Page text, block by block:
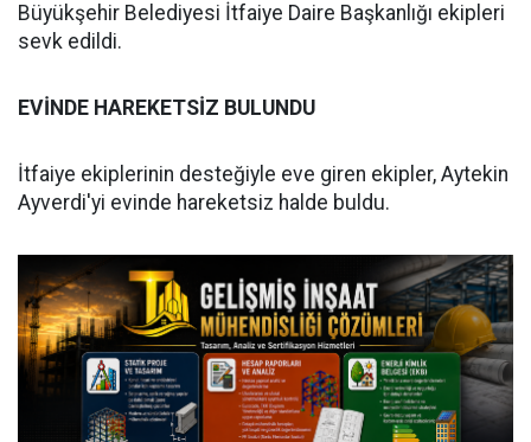
Büyükşehir Belediyesi İtfaiye Daire Başkanlığı ekipleri
sevk edildi.
EVİNDE HAREKETSİZ BULUNDU
İtfaiye ekiplerinin desteğiyle eve giren ekipler, Aytekin
Ayverdi'yi evinde hareketsiz halde buldu.